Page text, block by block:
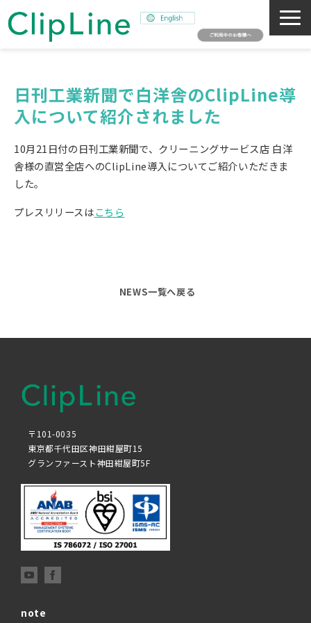
事業紹介
ミッション
サステナビリティ
日刊工業新聞で白洋舎のClipLine導
入について紹介されました
10月21日付の日刊工業新聞で、クリーニングサービス店 白洋
舎様の直営全店へのClipLine導入についてご紹介いただきま
した。
プレスリリースはこちら
NEWS一覧へ戻る
〒101-0035
東京都千代田区神田紺屋町15
グランファースト神田紺屋町5F
note